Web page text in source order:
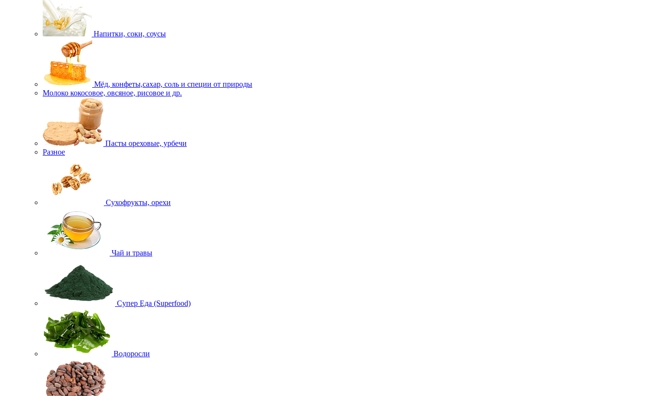
Напитки, соки, соусы
Мёд, конфеты,сахар, соль и специи от природы
Молоко кокосовое, овсяное, рисовое и др.
Пасты ореховые, урбечи
Разное
Сухофрукты, орехи
Чай и травы
Супер Еда (Superfood)
Водоросли